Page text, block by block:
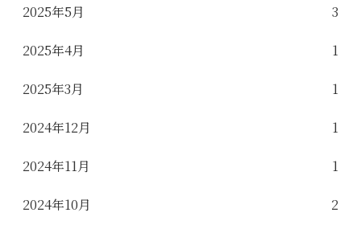
2025年5月 3
2025年4月 1
2025年3月 1
2024年12月 1
2024年11月 1
2024年10月 2